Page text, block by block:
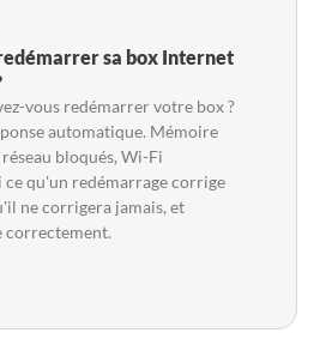
sa box Internet
vous redémarrer votre box ?
automatique. Mémoire
bloqués, Wi-Fi
qu'un redémarrage corrige
ne corrigera jamais, et
correctement.